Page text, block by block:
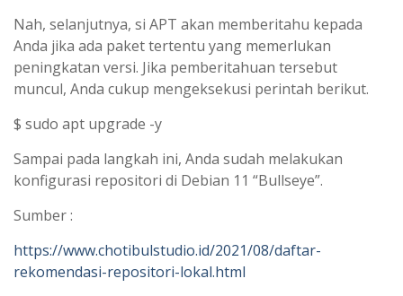
Nah, selanjutnya, si APT akan memberitahu kepada
Anda jika ada paket tertentu yang memerlukan
peningkatan versi. Jika pemberitahuan tersebut
muncul, Anda cukup mengeksekusi perintah berikut.
$ sudo apt upgrade -y
Sampai pada langkah ini, Anda sudah melakukan
konfigurasi repositori di Debian 11 “Bullseye”.
Sumber :
https://www.chotibulstudio.id/2021/08/daftar-
rekomendasi-repositori-lokal.html